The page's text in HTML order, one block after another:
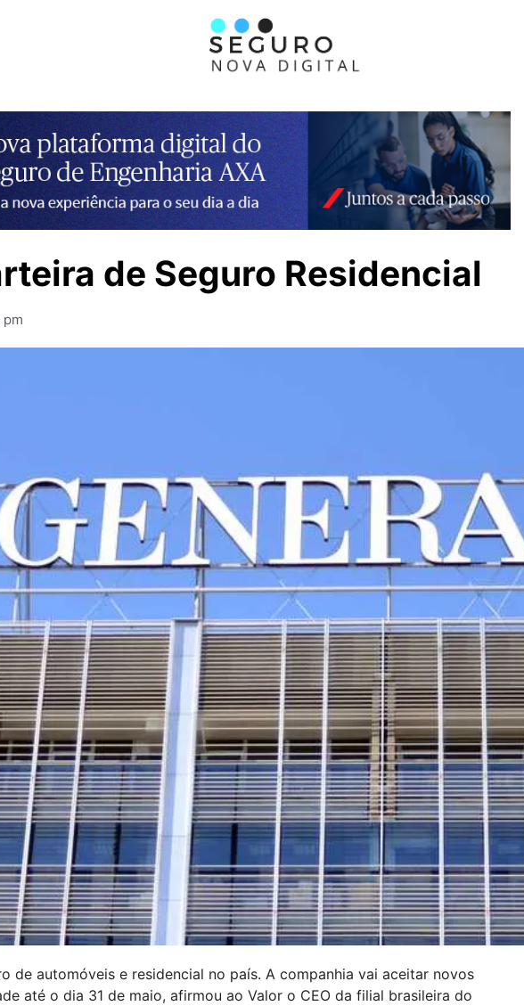
de Seguro Residencial
pm
de automóveis e residencial no país. A companhia vai aceitar novos
até o dia 31 de maio, afirmou ao Valor o CEO da filial brasileira do